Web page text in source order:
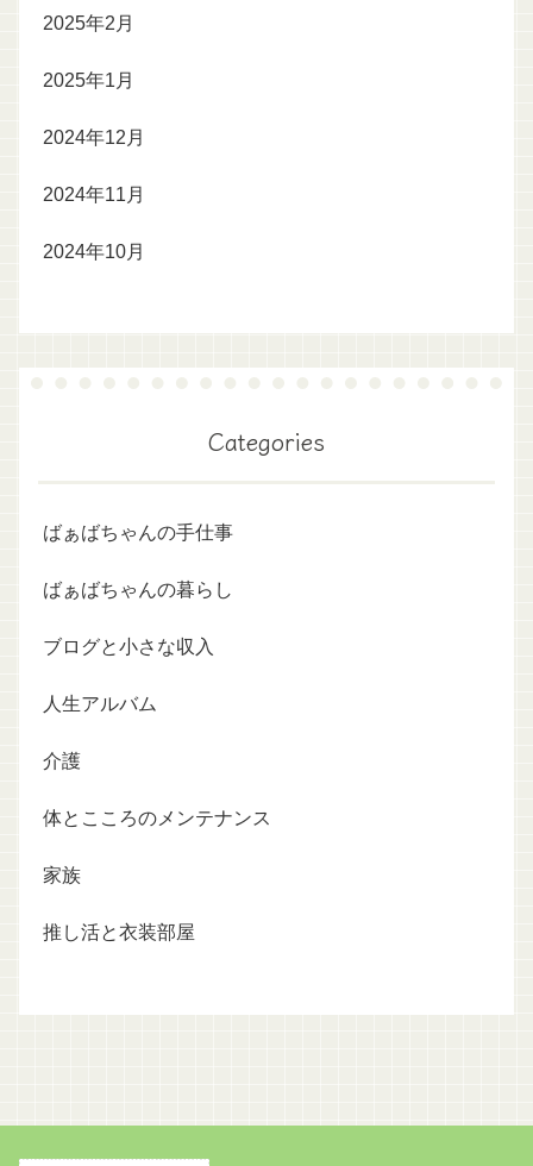
2025年2月
2025年1月
2024年12月
2024年11月
2024年10月
Categories
ばぁばちゃんの手仕事
ばぁばちゃんの暮らし
ブログと小さな収入
人生アルバム
介護
体とこころのメンテナンス
家族
推し活と衣装部屋